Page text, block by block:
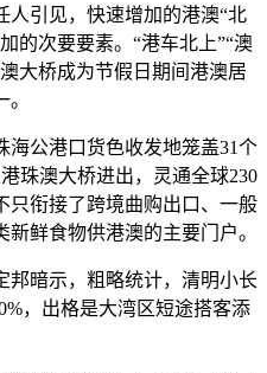
引见，快速增加的港澳“北
的次要要素。“港车北上”“澳
大桥成为节假日期间港澳居
公港口货色收发地笼盖31个
珠澳大桥进出，灵通全球230
只衔接了跨境曲购出口、一般
鲜食物供港澳的主要门户。
暗示，粗略统计，清明小长
，出格是大湾区短途搭客添